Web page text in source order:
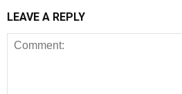
LEAVE A REPLY